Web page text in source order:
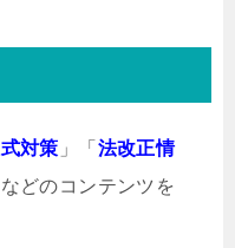
対策 」「 法改正情
どのコンテンツを